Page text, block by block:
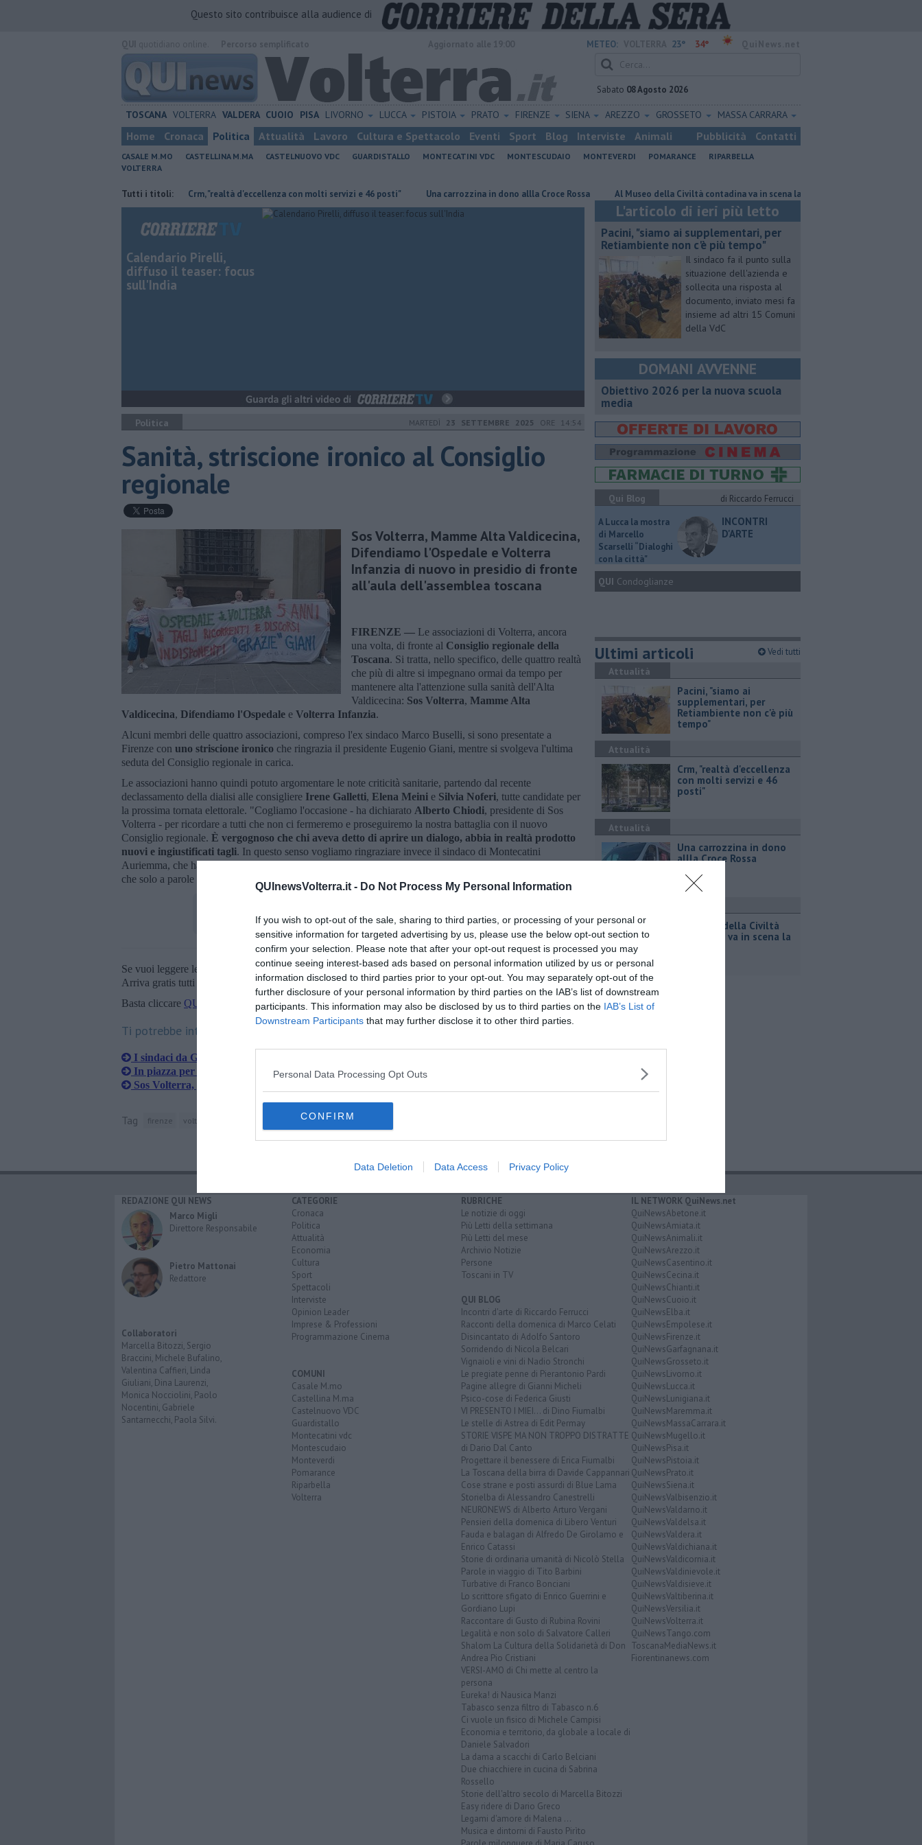
QUInewsVolterra.it - Do Not Process My Personal Information
If you wish to opt-out of the sale, sharing to third parties, or processing of your personal or
sensitive information for targeted advertising by us, please use the below opt-out section to
confirm your selection. Please note that after your opt-out request is processed you may
continue seeing interest-based ads based on personal information utilized by us or personal
information disclosed to third parties prior to your opt-out. You may separately opt-out of the
further disclosure of your personal information by third parties on the IAB’s list of downstream
participants. This information may also be disclosed by us to third parties on the IAB’s List of
Downstream Participants that may further disclose it to other third parties.
Personal Data Processing Opt Outs
CONFIRM
Data Deletion Data Access Privacy Policy
Questo sito contribuisce alla audience di
METEO: 23° 34°
Sabato 08 Agosto 2026
TOSCANA VOLTERRA VALDERA CUOIO PISA LIVORNO LUCCA PISTOIA PRATO FIRENZE SIENA AREZZO GROSSETO MASSA CARRARA
Home Cronaca Politica Attualità Lavoro Cultura e Spettacolo Eventi Sport Blog Interviste Animali Pubblicità Contatti
CASALE M.MO CASTELLINA M.MA CASTELNUOVO VDC GUARDISTALLO MONTECATINI VDC MONTESCUDAIO MONTEVERDI POMARANCE
RIPARBELLA
VOLTERRA
Tutti i titoli:
non c'è più tempo" Crm, "realtà d'eccellenza con molti servizi e 46 posti" Una carrozzina in dono allla Croce Rossa Al Museo della Civiltà contadina va in scena la storia
Calendario Pirelli,
diffuso il teaser: focus
sull'India
Politica MARTEDÌ 23 SETTEMBRE 2025 ORE 14:54
Sanità, striscione ironico al Consiglio
regionale
Sos Volterra, Mamme Alta Valdicecina,
Difendiamo l'Ospedale e Volterra
Infanzia di nuovo in presidio di fronte
all'aula dell'assemblea toscana
FIRENZE — Le associazioni di Volterra, ancora
una volta, di fronte al Consiglio regionale della
Toscana. Si tratta, nello specifico, delle quattro realtà
che più di altre si impegnano ormai da tempo per
mantenere alta l'attenzione sulla sanità dell'Alta
Valdicecina: Sos Volterra, Mamme Alta
Valdicecina, Difendiamo l'Ospedale e Volterra Infanzia.
Alcuni membri delle quattro associazioni, compreso l'ex sindaco Marco Buselli, si sono presentate a
Firenze con uno striscione ironico che ringrazia il presidente Eugenio Giani, mentre si svolgeva l'ultima
seduta del Consiglio regionale in carica.
Le associazioni hanno quindi potuto argomentare le note criticità sanitarie, partendo dal recente
declassamento della dialisi alle consigliere Irene Galletti, Elena Meini e Silvia Noferi, tutte candidate per
la prossima tornata elettorale. "Cogliamo l'occasione - ha dichiarato Alberto Chiodi, presidente di Sos
Volterra - per ricordare a tutti che non ci fermeremo e proseguiremo la nostra battaglia con il nuovo
Consiglio regionale. È vergognoso che chi aveva detto di aprire un dialogo, abbia in realtà prodotto
nuovi e ingiustificati tagli. In questo senso vogliamo ringraziare invece il sindaco di Montecatini
Auriemma, che ha rotto il velo di ipocrisia, denunciando la propria delusione nei confronti della Regione,
che solo a parole aveva aperto un confronto".
Se vuoi leggere le notizie principali della Toscana iscriviti alla Newsletter QUInews - ToscanaMedia.
Arriva gratis tutti i giorni alle 20:00 direttamente nella tua casella di posta.
Basta cliccare QUI
Ti potrebbe interessare anche:
I sindaci da Giani per la sanità della Valdicecina
In piazza per manifestare per la sanità
Sos Volterra, protesta al Consiglio regionale
Tag firenze volterra
L'articolo di ieri più letto
Pacini, "siamo ai supplementari, per
Retiambiente non c'è più tempo"
Il sindaco fa il punto sulla
situazione dell'azienda e
sollecita una risposta al
documento, inviato mesi fa
insieme ad altri 15 Comuni
della VdC
DOMANI AVVENNE
Obiettivo 2026 per la nuova scuola
media
Qui Blog
di Riccardo Ferrucci
A Lucca la mostra
di Marcello
Scarselli “Dialoghi
con la città"
INCONTRI
D'ARTE
QUI Condoglianze
Ultimi articoli Vedi tutti
Attualità
Pacini, "siamo ai
supplementari, per
Retiambiente non c'è più
tempo"
Attualità
Crm, "realtà d'eccellenza
con molti servizi e 46
posti"
Attualità
Una carrozzina in dono
allla Croce Rossa
Al Museo della Civiltà
contadina va in scena la
REDAZIONE QUI NEWS
Marco Migli
Direttore Responsabile
Pietro Mattonai
Redattore
Collaboratori
Marcella Bitozzi, Sergio
Braccini, Michele Bufalino,
Valentina Caffieri, Linda
Giuliani, Dina Laurenzi,
Monica Nocciolini, Paolo
Nocentini, Gabriele
Santarnecchi, Paola Silvi.
CATEGORIE
Cronaca
Politica
Attualità
Economia
Cultura
Sport
Spettacoli
Interviste
Opinion Leader
Imprese & Professioni
Programmazione Cinema
COMUNI
Casale M.mo
Castellina M.ma
Castelnuovo VDC
Guardistallo
Montecatini vdc
Montescudaio
Monteverdi
Pomarance
Riparbella
Volterra
RUBRICHE
Le notizie di oggi
Più Letti della settimana
Più Letti del mese
Archivio Notizie
Persone
Toscani in TV
QUI BLOG
Incontri d'arte di Riccardo Ferrucci
Racconti della domenica di Marco Celati
Disincantato di Adolfo Santoro
Sorridendo di Nicola Belcari
Vignaioli e vini di Nadio Stronchi
Le pregiate penne di Pierantonio Pardi
Pagine allegre di Gianni Micheli
Psico-cose di Federica Giusti
VI PRESENTO I MIEI... di Dino Fiumalbi
Le stelle di Astrea di Edit Permay
STORIE VISPE MA NON TROPPO DISTRATTE
di Dario Dal Canto
Progettare il benessere di Erica Fiumalbi
La Toscana della birra di Davide Cappannari
Cose strane e posti assurdi di Blue Lama
Storielba di Alessandro Canestrelli
NEURONEWS di Alberto Arturo Vergani
Pensieri della domenica di Libero Venturi
Fauda e balagan di Alfredo De Girolamo e
Enrico Catassi
Storie di ordinaria umanità di Nicolò Stella
Parole in viaggio di Tito Barbini
Turbative di Franco Bonciani
Lo scrittore sfigato di Enrico Guerrini e
Gordiano Lupi
Raccontare di Gusto di Rubina Rovini
Legalità e non solo di Salvatore Calleri
Shalom La Cultura della Solidarietà di Don
Andrea Pio Cristiani
VERSI-AMO di Chi mette al centro la
persona
Eureka! di Nausica Manzi
Tabasco senza filtro di Tabasco n.6
Ci vuole un fisico di Michele Campisi
Economia e territorio, da globale a locale di
Daniele Salvadori
La dama a scacchi di Carlo Belciani
Due chiacchiere in cucina di Sabrina
Rossello
Storie dell'altro secolo di Marcella Bitozzi
Easy ridere di Dario Greco
Legami d'amore di Malena ...
Musica e dintorni di Fausto Pirìto
IL NETWORK QuiNews.net
QuiNewsAbetone.it
QuiNewsAmiata.it
QuiNewsAnimali.it
QuiNewsArezzo.it
QuiNewsCasentino.it
QuiNewsCecina.it
QuiNewsChianti.it
QuiNewsCuoio.it
QuiNewsElba.it
QuiNewsEmpolese.it
QuiNewsFirenze.it
QuiNewsGarfagnana.it
QuiNewsGrosseto.it
QuiNewsLivorno.it
QuiNewsLucca.it
QuiNewsLunigiana.it
QuiNewsMaremma.it
QuiNewsMassaCarrara.it
QuiNewsMugello.it
QuiNewsPisa.it
QuiNewsPistoia.it
QuiNewsPrato.it
QuiNewsSiena.it
QuiNewsValbisenzio.it
QuiNewsValdarno.it
QuiNewsValdelsa.it
QuiNewsValdera.it
QuiNewsValdichiana.it
QuiNewsValdicornia.it
QuiNewsValdinievole.it
QuiNewsValdisieve.it
QuiNewsValtiberina.it
QuiNewsVersilia.it
QuiNewsVolterra.it
QuiNewsTango.com
ToscanaMediaNews.it
Fiorentinanews.com